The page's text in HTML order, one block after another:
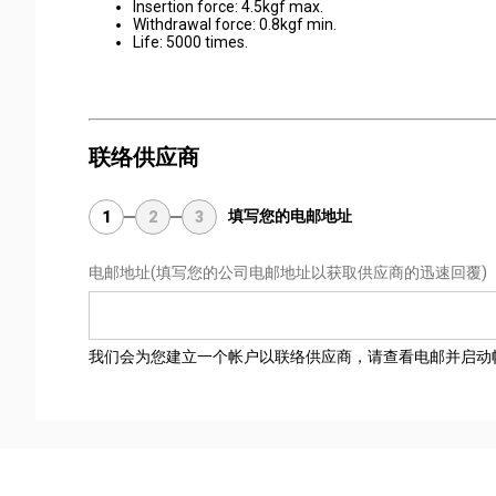
Insertion force: 4.5kgf max.
Withdrawal force: 0.8kgf min.
Life: 5000 times.
联络供应商
1 2 3 填写您的电邮地址
电邮地址(填写您的公司电邮地址以获取供应商的迅速回覆)
我们会为您建立一个帐户以联络供应商，请查看电邮并启动